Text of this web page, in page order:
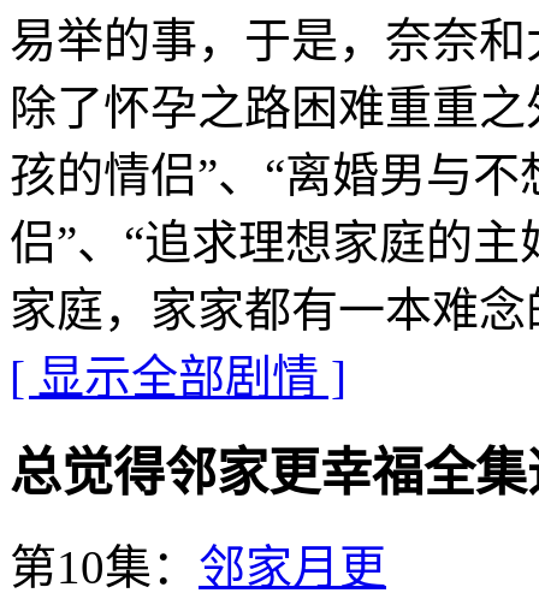
易举的事，于是，奈奈
除了怀孕之路困难重重
孩的情侣”、“离婚男与
侣”、“追求理想家庭的
家庭，家家都有一本难念
[ 显示全部剧情 ]
总觉得邻家更幸福全集
第10集： 邻家月更